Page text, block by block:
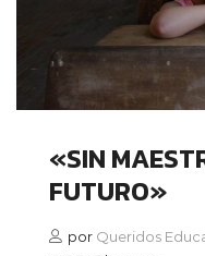
«SIN
FUTURO»
por Queridos